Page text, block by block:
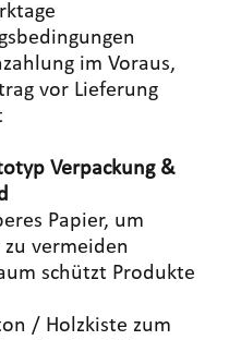
im Voraus,
vor Lieferung
Verpackung &
Papier, um
zu vermeiden
schützt Produkte
/ Holzkiste zum